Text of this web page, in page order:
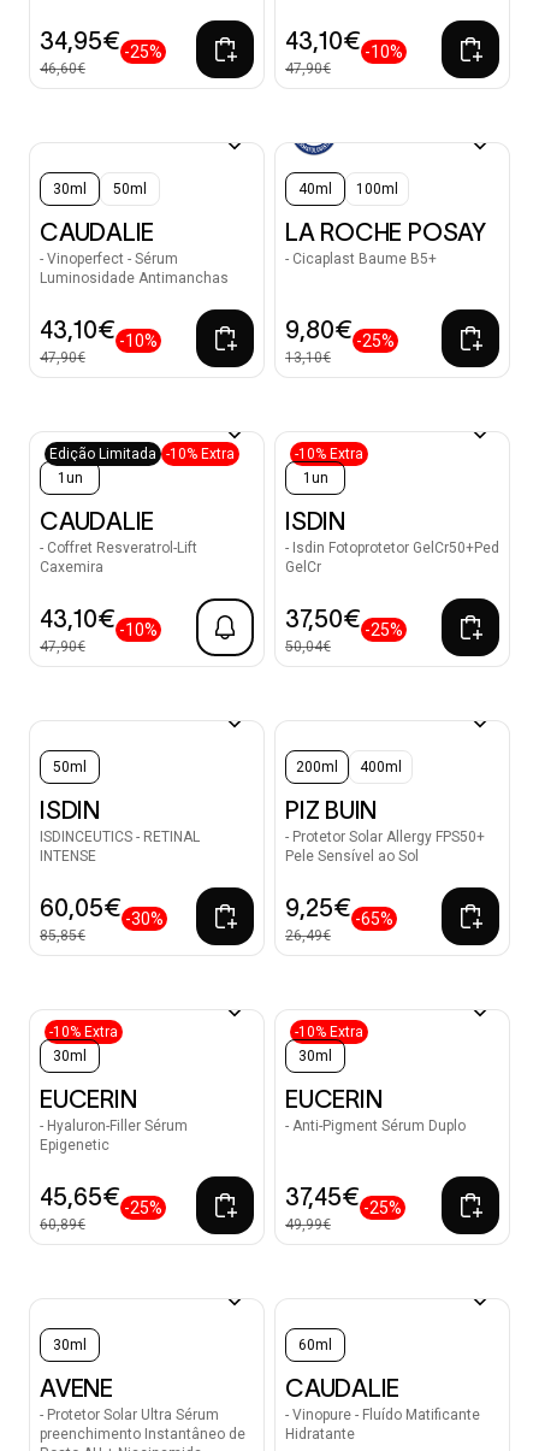
34,95€
46,60€
-25% 43,10€
47,90€
-10%
30ml 50ml
CAUDALIE
- Vinoperfect - Sérum
Luminosidade Antimanchas
43,10€
47,90€
-10%
40ml 100ml
LA ROCHE POSAY
- Cicaplast Baume B5+
9,80€
13,10€
-25%
Edição Limitada
-10% Extra
1un
CAUDALIE
- Coffret Resveratrol-Lift
Caxemira
43,10€
47,90€
-10%
-10% Extra
1un
ISDIN
- Isdin Fotoprotetor GelCr50+Ped
GelCr
37,50€
50,04€
-25%
50ml
ISDIN
ISDINCEUTICS - RETINAL
INTENSE
60,05€
85,85€
-30%
200ml 400ml
PIZ BUIN
- Protetor Solar Allergy FPS50+
Pele Sensível ao Sol
9,25€
26,49€
-65%
-10% Extra
30ml
EUCERIN
- Hyaluron-Filler Sérum
Epigenetic
45,65€
60,89€
-25%
-10% Extra
30ml
EUCERIN
- Anti-Pigment Sérum Duplo
37,45€
49,99€
-25%
30ml
AVENE
- Protetor Solar Ultra Sérum
preenchimento Instantâneo de
60ml
CAUDALIE
- Vinopure - Fluído Matificante
Hidratante